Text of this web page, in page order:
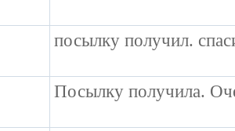
посылку получил.
Посылку получила.